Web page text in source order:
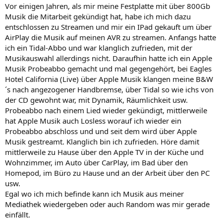
Vor einigen Jahren, als mir meine Festplatte mit über 800Gb
Musik die Mitarbeit gekündigt hat, habe ich mich dazu
entschlossen zu Streamen und mir ein IPad gekauft um über
AirPlay die Musik auf meinen AVR zu streamen. Anfangs hatte
ich ein Tidal-Abbo und war klanglich zufrieden, mit der
Musikauswahl allerdings nicht. Daraufhin hatte ich ein Apple
Musik Probeabbo gemacht und mal gegengehört, bei Eagles
Hotel California (Live) über Apple Musik klangen meine B&W
´s nach angezogener Handbremse, über Tidal so wie ichs von
der CD gewohnt war, mit Dynamik, Räumlichkeit usw.
Probeabbo nach einem Lied wieder gekündigt, mittlerweile
hat Apple Musik auch Losless worauf ich wieder ein
Probeabbo abschloss und und seit dem wird über Apple
Musik gestreamt. Klanglich bin ich zufrieden. Höre damit
mittlerweile zu Hause über den Apple TV in der Küche und
Wohnzimmer, im Auto über CarPlay, im Bad über den
Homepod, im Büro zu Hause und an der Arbeit über den PC
usw.
Egal wo ich mich befinde kann ich Musik aus meiner
Mediathek wiedergeben oder auch Random was mir gerade
einfällt.